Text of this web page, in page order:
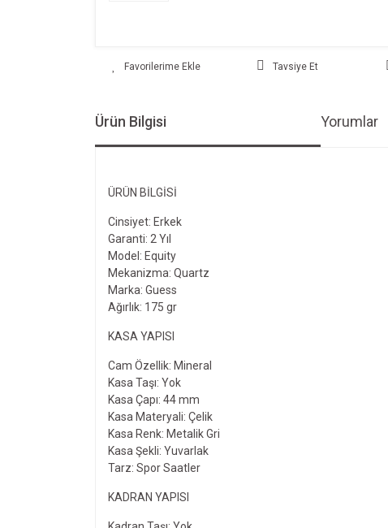
Tavsiye Et
Ürün Bilgisi Yorumlar
ÜRÜN BILGISI
Cinsiyet: Erkek
Garanti: 2 Yıl
Model: Equity
Mekanizma: Quartz
Marka: Guess
Ağırlık: 175 gr
KASA YAPISI
Cam Özellik: Mineral
Kasa Taşı: Yok
Kasa Çapı: 44 mm
Kasa Materyali: Çelik
Kasa Renk: Metalik Gri
Kasa Şekli: Yuvarlak
Tarz: Spor Saatler
KADRAN YAPISI